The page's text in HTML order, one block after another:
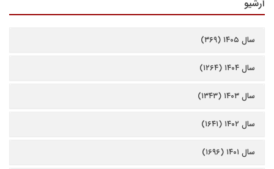
آرشیو
سال ۱۴۰۵ (۳۶۹)
سال ۱۴۰۴ (۱۲۶۴)
سال ۱۴۰۳ (۱۳۴۳)
سال ۱۴۰۲ (۱۶۴۱)
سال ۱۴۰۱ (۱۶۹۶)